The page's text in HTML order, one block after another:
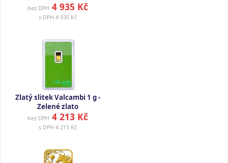
bez DPH 4 935 Kč
s DPH 4 935 Kč
Zlatý slitek Valcambi 1 g -
Zelené zlato
bez DPH 4 213 Kč
s DPH 4 213 Kč